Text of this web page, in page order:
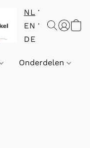
NL
EN
DE
Onderdelen